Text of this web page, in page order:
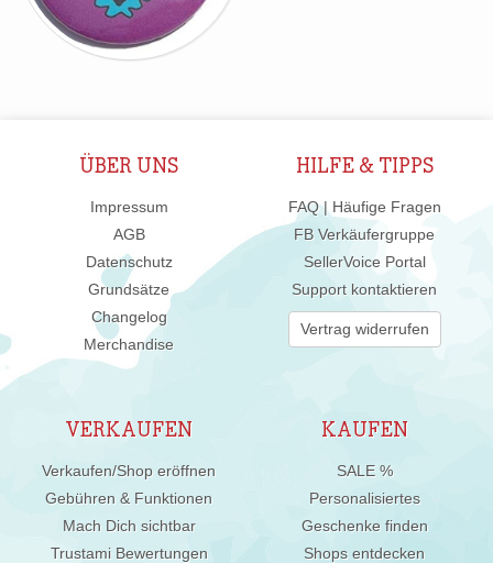
ÜBER UNS
Impressum
AGB
Datenschutz
Grundsätze
Changelog
Merchandise
HILFE & TIPPS
FAQ | Häufige Fragen
FB Verkäufergruppe
SellerVoice Portal
Support kontaktieren
Vertrag widerrufen
VERKAUFEN
Verkaufen/Shop eröffnen
Gebühren & Funktionen
Mach Dich sichtbar
Trustami Bewertungen
KAUFEN
SALE %
Personalisiertes
Geschenke finden
Shops entdecken